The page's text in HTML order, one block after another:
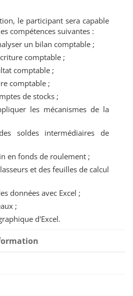
le participant sera capable
compétences suivantes :
un bilan comptable ;
comptable ;
comptable ;
comptable ;
de stocks ;
les mécanismes de la
soldes intermédiaires de
en fonds de roulement ;
et des feuilles de calcul
données avec Excel ;
;
d'Excel.